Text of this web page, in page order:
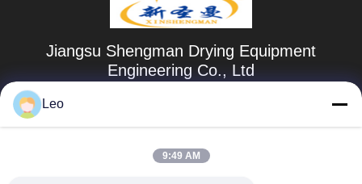
Jiangsu Shengman Drying Equipment
Engineering Co., Ltd
Leo
9:49 AM